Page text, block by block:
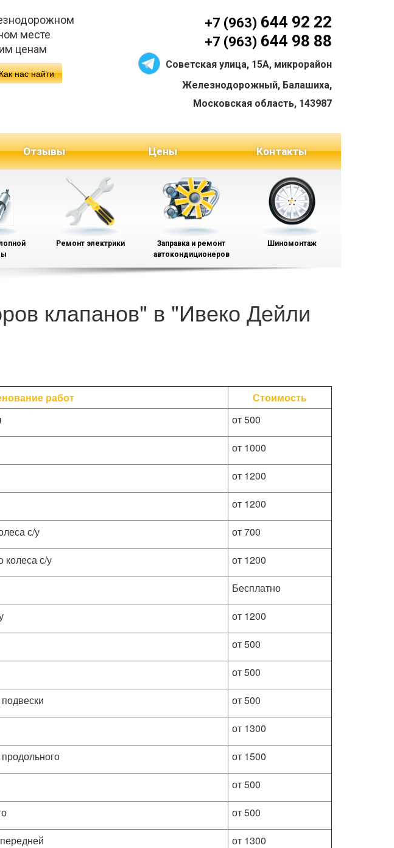
месте
ценам
нас найти
+7 (963) 644 92 22
+7 (963) 644 98 88
Советская улица, 15А, микрорайон
Железнодорожный, Балашиха,
Московская область, 143987
Отзывы Цены Контакты
Ремонт электрики
Заправка и ремонт
автокондиционеров
Шиномонтаж
клапанов" в "Ивеко Дейли
работ
Стоимость
от 500
от 1000
от 1200
от 1200
с/у
от 700
с/у
от 1200
Бесплатно
от 1200
от 500
от 500
от 500
от 1300
от 1500
от 500
от 500
от 1300